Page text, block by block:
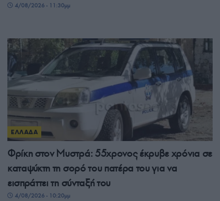
4/08/2026 - 11:30μμ
ΕΛΛΑΔΑ
Φρίκη στον Μυστρά: 55χρονος έκρυβε χρόνια σε
καταψύκτη τη σορό του πατέρα του για να
εισπράττει τη σύνταξή του
4/08/2026 - 10:20μμ